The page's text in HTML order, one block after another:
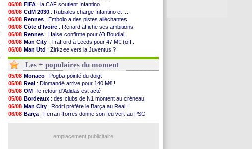
06/08 FIFA : la CAF soutient Infantino
06/08 CdM 2030 : Rubiales charge Infantino et ...
06/08 Rennes : Embolo a des pistes alléchantes
06/08 Côte d'Ivoire : Renard affiche ses ambitions
06/08 Rennes : Haise confirme pour Aït Boudlal
06/08 Man City : Trafford à Leeds pour 47 M€ (off...
06/08 Man Utd : Zirkzee vers la Juventus ?
06/08 Amical: Monaco s'impose contre Getafe
06/08
Nantes : Der Zakarian et sa relation avec Kita
06/08 OM: le club prêt à libérer Kondogbia ?
06/08 Monaco : le message touchant d'Akliouche
06/08 FIFA : Tebas en remet une couche
06/08 FIFA : l'UEFA maintient la pression
06/08 PSG: Tebas encense Luis Enrique
06/08 Real : Vinicius jusqu'en 2032 (officiel)
06/08 Lyon: Mangala va rejoindre Getafe
: Junior Diaz jusqu'en 2030 (officiel)
Les + populaires du moment
05/08 Monaco : Pogba pointé du doigt
05/08 Real : Diomandé arrive pour 140 M€ !
05/08 OM : le retour d'Adidas est acté
05/08 Bordeaux : des clubs de N1 montent au créneau
06/08 Man City : Rodri préfère le Barça au Real !
06/08 Barça : Ferran Torres donne son feu vert au PSG
emplacement publicitaire